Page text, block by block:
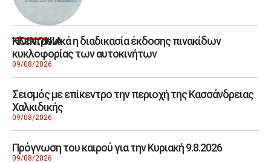
ΚΟΙΝΩΝΙΑ
Ηλεκτρονικά η διαδικασία έκδοσης πινακίδων
κυκλοφορίας των αυτοκινήτων
09/08/2026
Σεισμός με επίκεντρο την περιοχή της Κασσάνδρειας
Χαλκιδικής
09/08/2026
Πρόγνωση του καιρού για την Κυριακή 9.8.2026
09/08/2026